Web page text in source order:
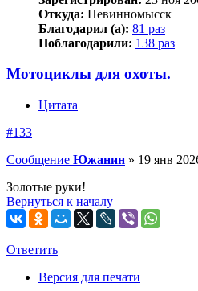
Откуда: Невинномысск
Благодарил (а): 81 раз
Поблагодарили: 138 раз
Мотоциклы для охоты.
Цитата
#133
Сообщение Южанин » 19 янв
Золотые руки!
Вернуться к началу
Ответить
Ответить
Версия для печати